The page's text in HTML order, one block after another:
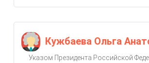
Кужбаева Ольга
Указом Президента Российской